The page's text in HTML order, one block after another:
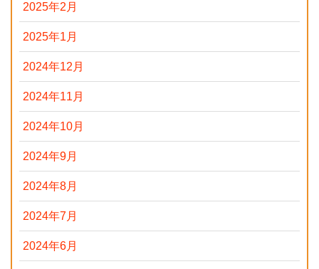
2025年2月
2025年1月
2024年12月
2024年11月
2024年10月
2024年9月
2024年8月
2024年7月
2024年6月